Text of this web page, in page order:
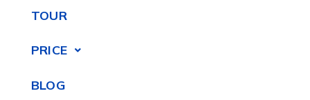
TOUR
PRICE
BLOG